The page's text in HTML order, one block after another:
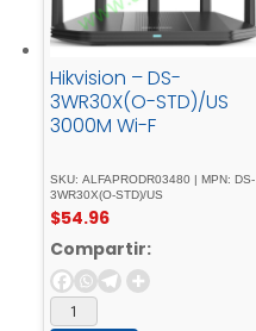
Hikvision – DS-
3WR30X(O-STD)/US
3000M Wi-F
SKU: ALFAPRODR03480 | MPN: DS-
3WR30X(O-STD)/US
$54.96
Compartir: